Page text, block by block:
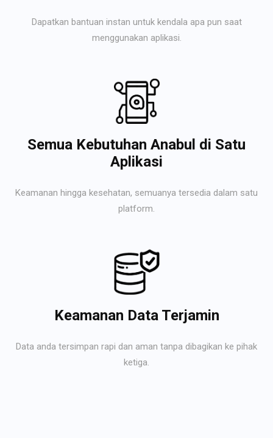
Dapatkan bantuan instan untuk kendala apa pun saat
menggunakan aplikasi.
Semua Kebutuhan Anabul di Satu
Aplikasi
Keamanan hingga kesehatan, semuanya tersedia dalam satu
platform.
Keamanan Data Terjamin
Data anda tersimpan rapi dan aman tanpa dibagikan ke pihak
ketiga.